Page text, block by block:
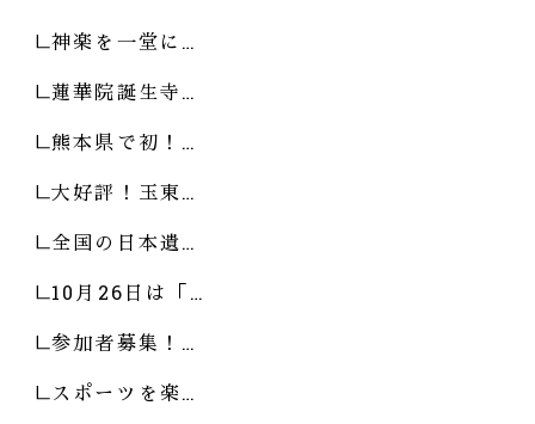
神楽を一堂に…
蓮華院誕生寺…
熊本県で初！…
大好評！玉東…
全国の日本遺…
10月26日は「…
参加者募集！…
スポーツを楽…